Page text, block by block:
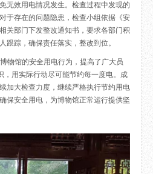
中心
诗史堂
柴门
工部祠
少陵草堂碑亭
茅屋景区
唐代遗址
红墙花径
大雅堂
万佛楼
草堂书院
无效用电情况发生。检查过程中发现的
于存在的问题隐患，检查小组依据《安
关部门下发整改通知书，要求各部门积
跟踪，确保责任落实，整改到位。
物馆的安全用电行为，提高了广大员
，用实际行动尽可能节约每一度电。成
加大检查力度，继续严格执行节约用电
保安全用电，为博物馆正常运行提供坚